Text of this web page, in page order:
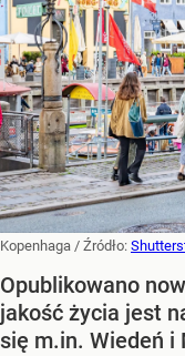
Kopenhaga / Źródło:
Opublikowano
jakość życia jest
się m.in. Wiedeń i